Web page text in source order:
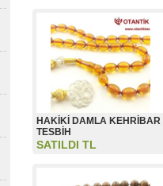
HAKİKİ DAMLA KEHRİBAR
TESBİH
SATILDI TL